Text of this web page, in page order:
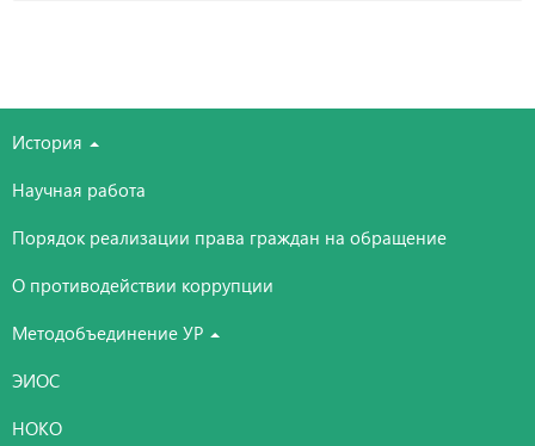
История
Научная работа
Порядок реализации права граждан на обращение
О противодействии коррупции
Методобъединение УР
ЭИОС
НОКО